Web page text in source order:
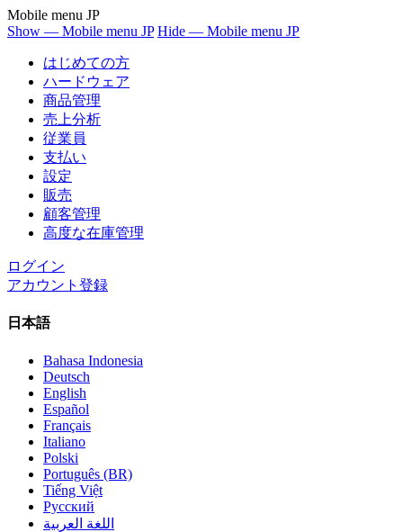
Mobile menu JP
Show — Mobile menu JP Hide — Mobile menu JP
はじめての方
ハードウェア
商品管理
売上分析
従業員
支払い
設定
販売
顧客管理
高度な在庫管理
ログイン
アカウント登録
日本語
Bahasa Indonesia
Deutsch
English
Español
Français
Italiano
Polski
Português (BR)
Tiếng Việt
Русский
اللغة العربية